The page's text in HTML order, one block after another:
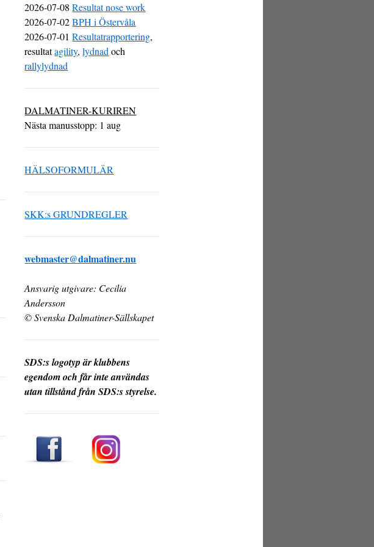
2026-07-08Resultat nose work
2026-07-02BPH i Östervåla
2026-07-01Resultatrapportering,
resultatagility,lydnad och
rallylydnad
DALMATINER-KURIREN
Nästa manusstopp: 1 aug
HÄLSOFORMULÄR
SKK:s GRUNDREGLER
webmaster@dalmatiner.nu
Ansvarig utgivare: Cecilia
Andersson
© Svenska Dalmatiner-Sällskapet
SDS:s logotyp är klubbens
egendom och får inte användas
utan tillstånd från SDS:s styrelse.